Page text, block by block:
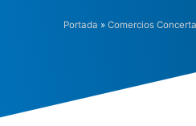
Portada » Comercios